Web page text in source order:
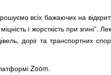
всіх бажаючих на
і жорсткість при згині”.
доріг та транспортних
Zoom.